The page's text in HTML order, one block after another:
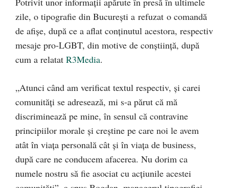
zile, o tipografie din București a refuzat o comandă
de afișe, după ce a aflat conținutul acestora, respectiv
mesaje pro-LGBT, din motive de conștiință, după
cum a relatat R3Media.
„Atunci când am verificat textul respectiv, și carei
comunități se adresează, mi s-a părut că mă
discriminează pe mine, în sensul că contravine
principiilor morale și creștine pe care noi le avem
atât în viața personală cât și în viața de business,
după care ne conducem afacerea. Nu dorim ca
numele nostru să fie asociat cu acțiunile acestei